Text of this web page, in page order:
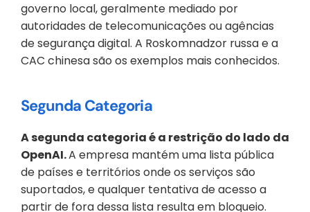
governo local, geralmente mediado por
autoridades de telecomunicações ou agências
de segurança digital. A Roskomnadzor russa e a
CAC chinesa são os exemplos mais conhecidos.
Segunda Categoria
A segunda categoria é a restrição do lado da
OpenAI. A empresa mantém uma lista pública
de países e territórios onde os serviços são
suportados, e qualquer tentativa de acesso a
partir de fora dessa lista resulta em bloqueio.